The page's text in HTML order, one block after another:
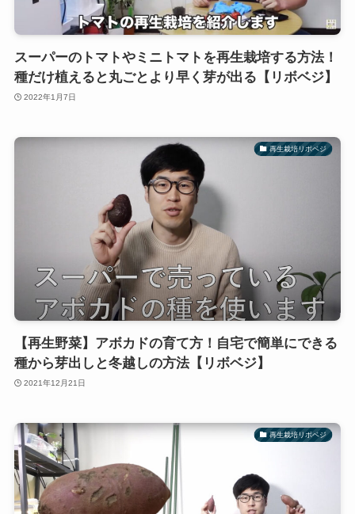
スーパーのトマトやミニトマトを再生栽培する方法！
種だけ植えると丸ごとより早く芽が出る【リボベジ】
2022年1月7日
再生栽培リボベジ
【再生野菜】アボカドの育て方！自宅で簡単にできる
種から芽出しと冬越しの方法【リボベジ】
2021年12月21日
再生栽培リボベジ